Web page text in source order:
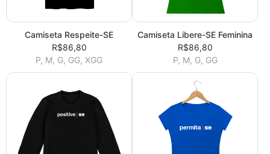
Camiseta Respeite-SE
R$86,80
P, M, G, GG, XGG
Camiseta Libere-SE Feminina
R$86,80
P, M, G, GG